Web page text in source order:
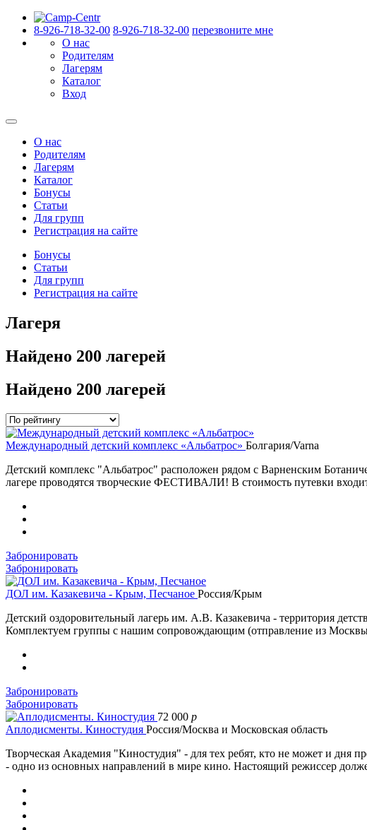
8-926-718-32-00 8-926-718-32-00 перезвоните мне
О нас
Родителям
Лагерям
Каталог
Вход
О нас
Родителям
Лагерям
Каталог
Бонусы
Статьи
Для групп
Регистрация на сайте
Бонусы
Статьи
Для групп
Регистрация на сайте
Лагеря
Найдено 200 лагерей
Найдено 200 лагерей
Международный детский комплекс «Альбатрос» Болгария/Varna
Детский комплекс "Альбатрос" расположен рядом с Варненским
лагере проводятся творческие ФЕСТИВАЛИ! В стоимость путевки
Забронировать
Забронировать
ДОЛ им. Казакевича - Крым, Песчаное Россия/Крым
Детский оздоровительный лагерь им. А.В. Казакевича - территория
Комплектуем группы с нашим сопровождающим (отправление из
Забронировать
Забронировать
72 000 p
Аплодисменты. Киностудия Россия/Москва и Московская область
Творческая Академия "Киностудия" - для тех ребят, кто не может и дня
- одно из основных направлений в мире кино. Настоящий режиссер